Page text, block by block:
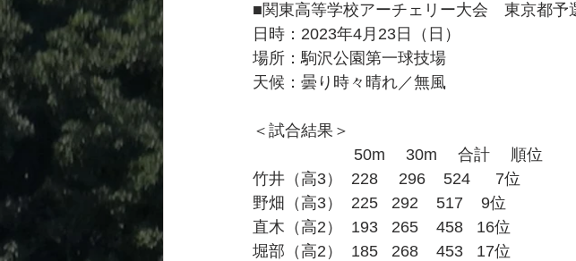
■関東高等学校アーチェリー大会　東京都予
日時：2023年4月23日（日）
場所：駒沢公園第一球技場
天候：曇り時々晴れ／無風
＜試合結果＞
50m　 30m　 合計 　順位
竹井（高3）  228　 296    524 　 7位
野畑（高3）  225   292    517    9位
直木（高2）  193   265    458   16位
堀部（高2）  185   268    453   17位